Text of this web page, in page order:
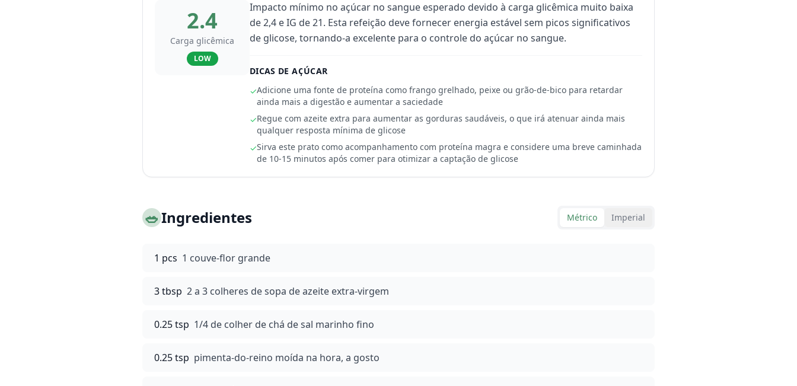
2.4
Carga glicêmica
LOW
Impacto mínimo no açúcar no sangue esperado devido à carga glicêmica muito baixa
de 2,4 e IG de 21. Esta refeição deve fornecer energia estável sem picos significativos
de glicose, tornando-a excelente para o controle do açúcar no sangue.
DICAS DE AÇÚCAR
✓Adicione uma fonte de proteína como frango grelhado, peixe ou grão-de-bico para retardar
ainda mais a digestão e aumentar a saciedade
✓Regue com azeite extra para aumentar as gorduras saudáveis, o que irá atenuar ainda mais
qualquer resposta mínima de glicose
✓Sirva este prato como acompanhamento com proteína magra e considere uma breve caminhada
de 10-15 minutos após comer para otimizar a captação de glicose
🥗Ingredientes Métrico Imperial
1 pcs 1 couve-flor grande
3 tbsp 2 a 3 colheres de sopa de azeite extra-virgem
0.25 tsp 1/4 de colher de chá de sal marinho fino
0.25 tsp pimenta-do-reino moída na hora, a gosto